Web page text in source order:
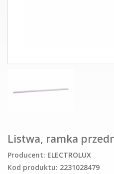
Listwa, ramka
Producent: ELECTROLUX
Kod produktu: 2231028479